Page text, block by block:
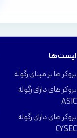
لیست ها
بروکر ها بر مبنای رگوله
بروکر های دارای رگوله
ASIC
بروکر های دارای رگوله
CYSEC